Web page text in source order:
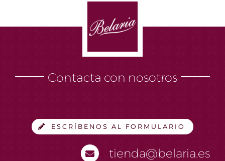
Contacta con nosotros
ESCRÍBENOS AL FORMULARIO
tienda@belaria.es